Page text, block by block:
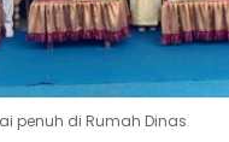
penuh di Rumah Dinas